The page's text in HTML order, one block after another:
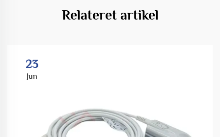
Relateret artikel
23
Jun